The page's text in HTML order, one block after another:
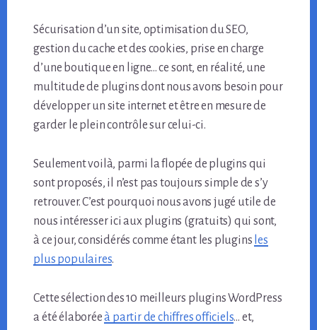
Sécurisation d’un site, optimisation du SEO,
gestion du cache et des cookies, prise en charge
d’une boutique en ligne… ce sont, en réalité, une
multitude de plugins dont nous avons besoin pour
développer un site internet et être en mesure de
garder le plein contrôle sur celui-ci.
Seulement voilà, parmi la flopée de plugins qui
sont proposés, il n’est pas toujours simple de s’y
retrouver. C’est pourquoi nous avons jugé utile de
nous intéresser ici aux plugins (gratuits) qui sont,
à ce jour, considérés comme étant les plugins les
plus populaires.
Cette sélection des 10 meilleurs plugins WordPress
a été élaboréeà partir de chiffres officiels… et,